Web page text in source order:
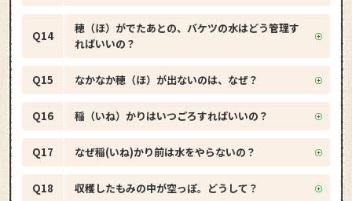
Q14
穂（ほ）がでたあとの、バケツの水はどう管理す
ればいいの？
Q15 なかなか穂（ほ）が出ないのは、なぜ？
Q16 稲（いね）かりはいつごろすればいいの？
Q17 なぜ稲(いね)かり前は水をやらないの？
Q18 収穫したもみの中が空っぽ。どうして？